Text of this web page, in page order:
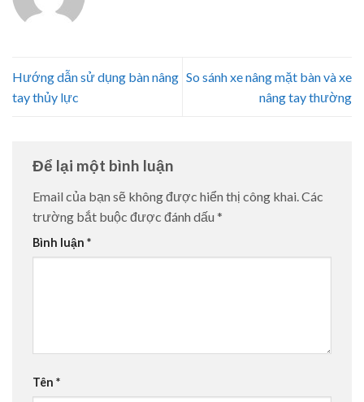
Hướng dẫn sử dụng bàn nâng
tay thủy lực
So sánh xe nâng mặt bàn và xe
nâng tay thường
Để lại một bình luận
Email của bạn sẽ không được hiển thị công khai.Các
trường bắt buộc được đánh dấu *
Bình luận *
Tên *